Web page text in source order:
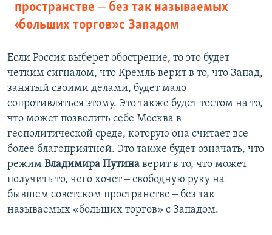
пространстве ‒ без так называемых
«больших торгов» с Западом
Если Россия выберет обострение, то это будет
четким сигналом, что Кремль верит в то, что Запад,
занятый своими делами, будет мало
сопротивляться этому. Это также будет тестом на то,
что может позволить себе Москва в
геополитической среде, которую она считает все
более благоприятной. Это также будет означать, что
режим Владимира Путина верит в то, что может
получить то, чего хочет ‒ свободную руку на
бывшем советском пространстве ‒ без так
называемых «больших торгов» с Западом.